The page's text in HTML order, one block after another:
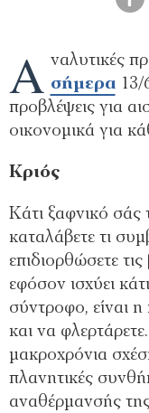
Α ναλυτικές
σήμερα13/
προβλέψεις για
οικονομικά για
Κριός
Κάτι ξαφνικό
καταλάβετε τι
επιδιορθώσετε
εφόσον ισχύει
σύντροφο, είναι
και να
μακροχρόνια
πλανητικές
αναθέρμανσής